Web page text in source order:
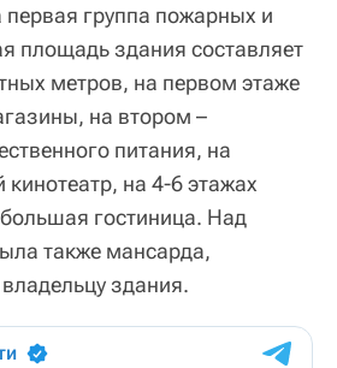
группа пожарных и
площадь здания составляет
метров, на первом этаже
на втором –
питания, на
кинотеатр, на 4-6 этажах
гостиница. Над
также мансарда,
здания.